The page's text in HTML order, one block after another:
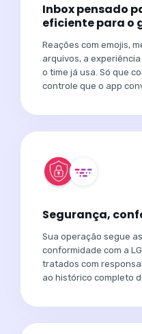
Inbox pensado
eficiente para o
Reações com emojis,
arquivos, a
o time já usa. Só que
controle que o app
Segurança,
Sua operação segue
conformidade com a
tratados com
ao histórico completo